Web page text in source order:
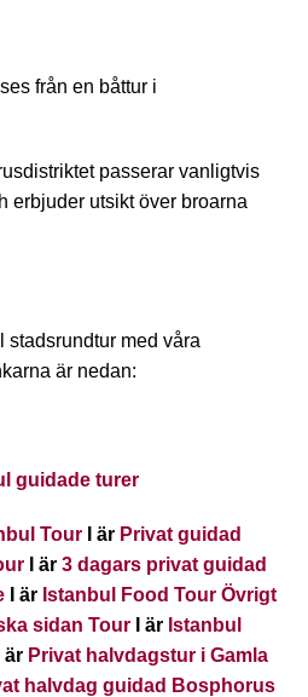
från en båttur i
passerar vanligtvis
erbjuder utsikt över broarna
stadsrundtur med våra
är nedan:
guidade turer
TourI är Privat guidad
I är 3 dagars privat guidad
I är Istanbul Food Tour Övrigt
sidan Tour I är Istanbul
Privat halvdagstur i Gamla
halvdag guidad Bosphorus